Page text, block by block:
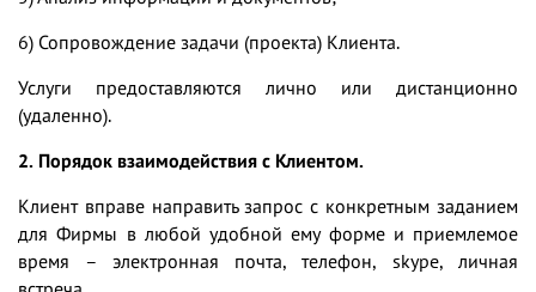
6) Сопровождение задачи (проекта) Клиента.
Услуги предоставляются лично или дистанционно
(удаленно).
2. Порядок взаимодействия с Клиентом.
Клиент вправе направить запрос с конкретным заданием
для Фирмы в любой удобной ему форме и приемлемое
время – электронная почта, телефон, skype, личная